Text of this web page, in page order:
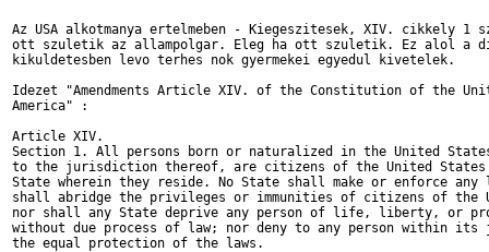
Az USA alkotmanya ertelmeben - Kiegeszitesek, XIV. cikkely 1
ott szuletik az allampolgar. Eleg ha ott szuletik. Ez alol a
kikuldetesben levo terhes nok gyermekei egyedul kivetelek.
Idezet "Amendments Article XIV. of the Constitution of the
America" :
Article XIV.
Section 1. All persons born or naturalized in the United
to the jurisdiction thereof, are citizens of the United States
State wherein they reside. No State shall make or enforce any
shall abridge the privileges or immunities of citizens of the
nor shall any State deprive any person of life, liberty, or
without due process of law; nor deny to any person within
the equal protection of the laws.